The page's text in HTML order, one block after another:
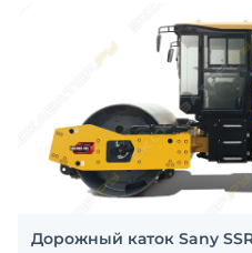
Дорожный каток Sany